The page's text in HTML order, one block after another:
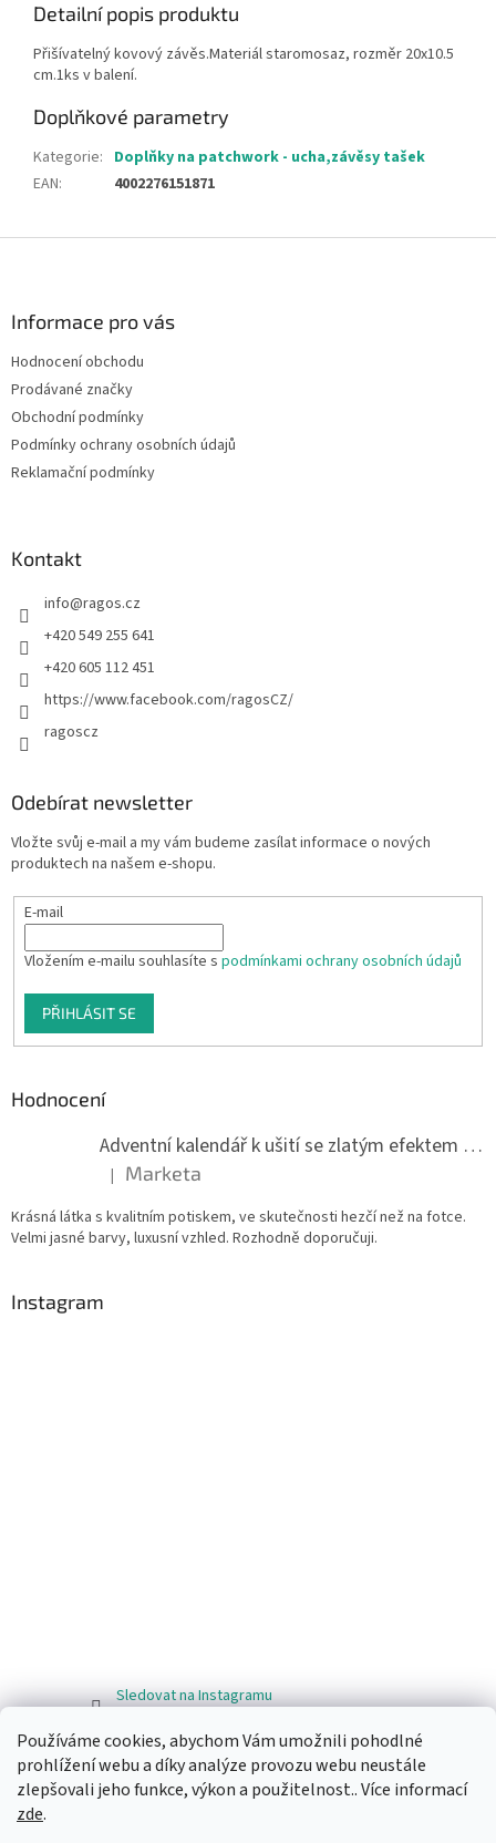
Používáme cookies, abychom Vám umožnili pohodlné
prohlížení webu a díky analýze provozu webu neustále
zlepšovali jeho funkce, výkon a použitelnost.. Více informací
zde.
Detailní popis produktu
Přišívatelný kovový závěs.Materiál staromosaz, rozměr 20x10.5
cm.1ks v balení.
Doplňkové parametry
Kategorie: Doplňky na patchwork - ucha,závěsy tašek
EAN: 4002276151871
Informace pro vás
Hodnocení obchodu
Prodávané značky
Obchodní podmínky
Podmínky ochrany osobních údajů
Reklamační podmínky
Kontakt
info@ragos.cz
+420 549 255 641
+420 605 112 451
https://www.facebook.com/ragosCZ/
ragoscz
Odebírat newsletter
Vložte svůj e-mail a my vám budeme zasílat informace o nových
produktech na našem e-shopu.
E-mail
Vložením e-mailu souhlasíte s podmínkami ochrany osobních údajů
PŘIHLÁSIT SE
Hodnocení
Adventní kalendář k ušití se zlatým efektem 042Q
Hodnocení produktu je 5 z 5 hvězdiček.
| Marketa
Krásná látka s kvalitním potiskem, ve skutečnosti hezčí než na fotce.
Velmi jasné barvy, luxusní vzhled. Rozhodně doporučuji.
Instagram
Sledovat na Instagramu
Facebook